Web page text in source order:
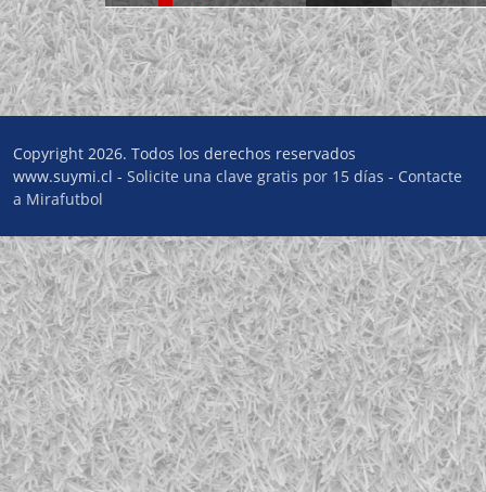
Copyright 2026. Todos los derechos reservados
www.suymi.cl - Solicite una clave gratis por 15 días - Contacte
a Mirafutbol